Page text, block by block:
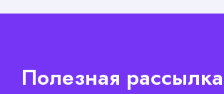
Полезная